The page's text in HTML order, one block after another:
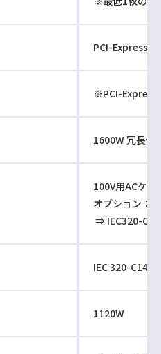
PCI-Express
※PCI-Express
1600W 冗長化
100V用ACケ
オプション：
⇒ IEC320-C14
IEC 320-C14
1120W